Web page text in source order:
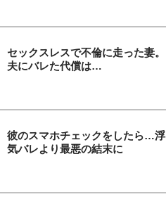
セックスレスで不倫に走った妻。
夫にバレた代償は…
彼のスマホチェックをしたら…浮
気バレより最悪の結末に